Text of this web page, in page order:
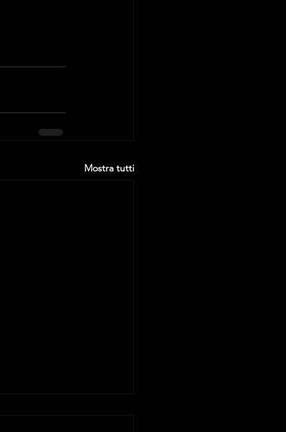
Mostra tutti